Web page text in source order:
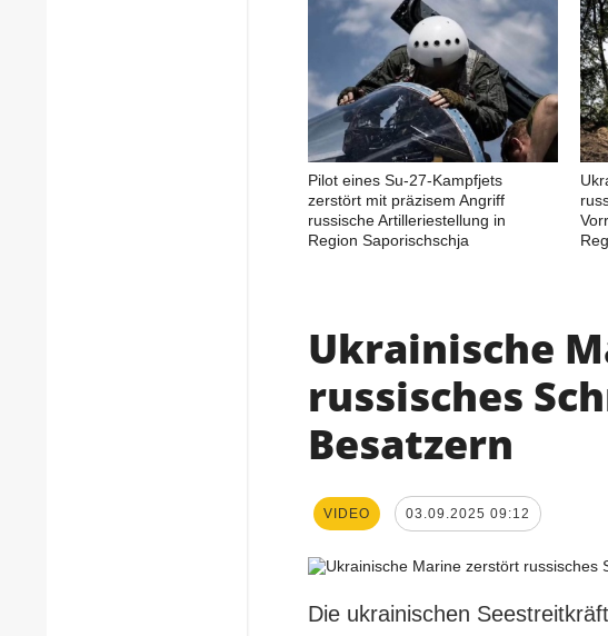
Pilot eines Su-27-Kampfjets
zerstört mit präzisem Angriff
russische Artilleriestellung in
Region Saporischschja
Ukrainische
russisches
Besatzern
VIDEO 03.09.2025 09:12
Die ukrainischen